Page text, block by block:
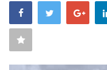
QUEM SOMOS
CONTATO
CONECTE-SE